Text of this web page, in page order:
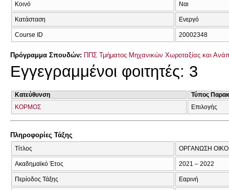
Κοινό Ναι
Κατάσταση Ενεργό
Course ID 20002348
Πρόγραμμα Σπουδών: ΠΠΣ Τμήματος Μηχανικών Χωροταξίας και
Εγγεγραμμένοι φοιτητές: 3
Κατεύθυνση
Τύπος
ΚΟΡΜΟΣ
Επιλογής
Πληροφορίες Τάξης
Τίτλος ΟΡΓΑΝΩΣΗ
Ακαδημαϊκό Έτος 2021 – 2022
Περίοδος Τάξης Εαρινή